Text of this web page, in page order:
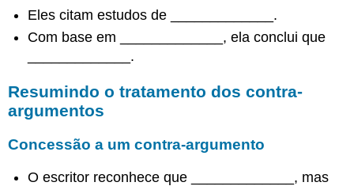
Eles citam estudos de _____________.
Com base em _____________, ela conclui que
_____________.
Resumindo o tratamento dos contra-
argumentos
Concessão a um contra-argumento
O escritor reconhece que _____________, mas